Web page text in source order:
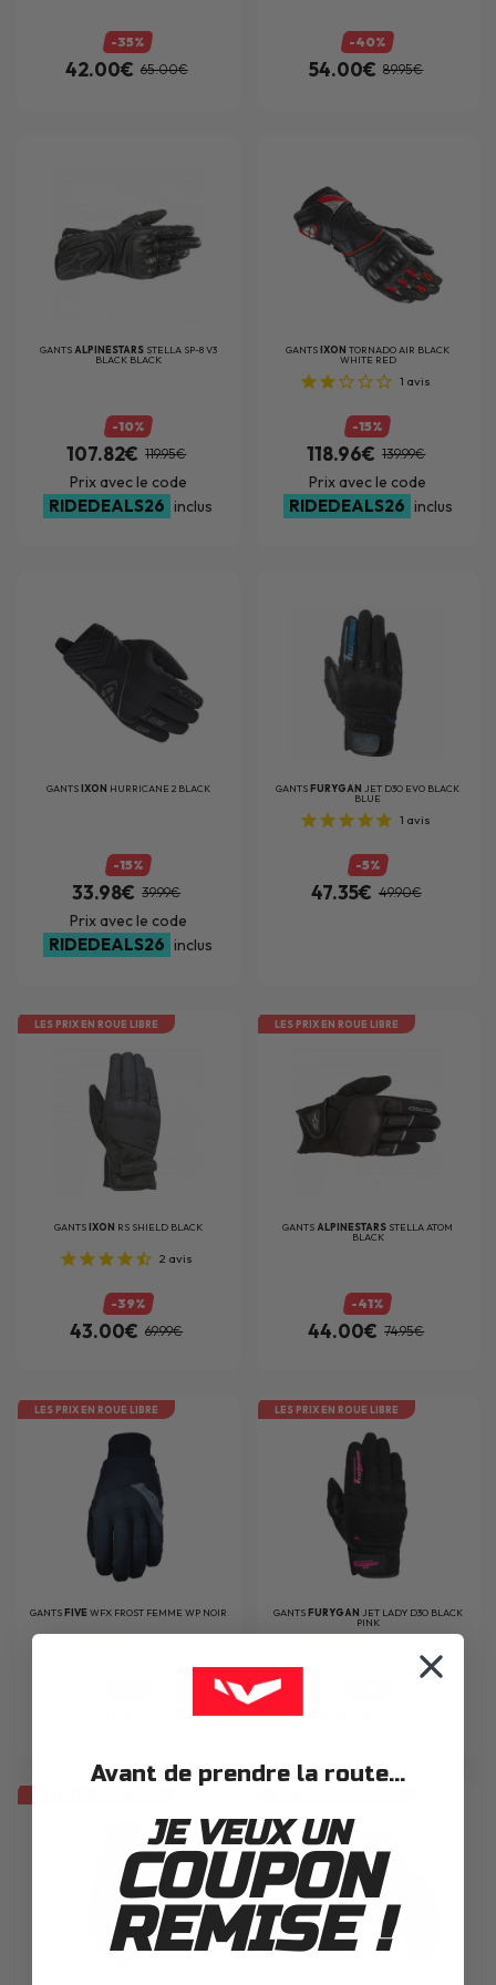
-35%
42.00€ 65.00€
-40%
54.00€ 89.95€
GANTSALPINESTARS STELLA SP-8 V3
BLACK BLACK
-10%
107.82€ 119.95€
Prix avec le code
RIDEDEALS26 inclus
GANTSIXONTORNADO AIR BLACK
WHITE RED
1 avis
-15%
118.96€ 139.99€
Prix avec le code
RIDEDEALS26 inclus
GANTSIXON HURRICANE 2 BLACK
-15%
33.98€ 39.99€
Prix avec le code
RIDEDEALS26 inclus
GANTSFURYGAN JET D3O EVO BLACK
BLUE
1 avis
-5%
47.35€ 49.90€
LES PRIX EN ROUE LIBRE
GANTSIXON RS SHIELD BLACK
2 avis
-39%
43.00€ 69.99€
LES PRIX EN ROUE LIBRE
GANTS ALPINESTARS STELLA ATOM
BLACK
-41%
44.00€ 74.95€
LES PRIX EN ROUE LIBRE
GANTSFIVE WFX FROST FEMME WP NOIR
LES PRIX EN ROUE LIBRE
GANTSFURYGAN JET LADY D3O BLACK
PINK
Avant de prendre la route...
JE VEUX UN
COUPON
REMISE !